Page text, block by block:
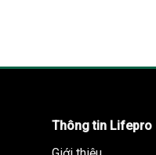
Thông tin Lifepro